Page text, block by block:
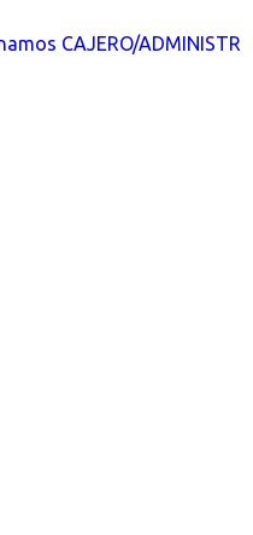
CAJERO/ADMINISTR